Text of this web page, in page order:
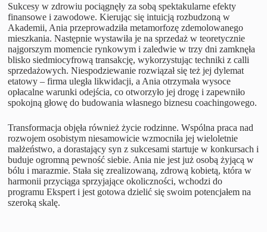
Sukcesy w zdrowiu pociągnęły za sobą spektakularne efekty
finansowe i zawodowe. Kierując się intuicją rozbudzoną w
Akademii, Ania przeprowadziła metamorfozę zdemolowanego
mieszkania. Następnie wystawiła je na sprzedaż w teoretycznie
najgorszym momencie rynkowym i zaledwie w trzy dni zamknęła
blisko siedmiocyfrową transakcję, wykorzystując techniki z calli
sprzedażowych. Niespodziewanie rozwiązał się też jej dylemat
etatowy – firma uległa likwidacji, a Ania otrzymała wysoce
opłacalne warunki odejścia, co otworzyło jej drogę i zapewniło
spokojną głowę do budowania własnego biznesu coachingowego.
Transformacja objęła również życie rodzinne. Wspólna praca nad
rozwojem osobistym niesamowicie wzmocniła jej wieloletnie
małżeństwo, a dorastający syn z sukcesami startuje w konkursach i
buduje ogromną pewność siebie. Ania nie jest już osobą żyjącą w
bólu i marazmie. Stała się zrealizowaną, zdrową kobietą, która w
harmonii przyciąga sprzyjające okoliczności, wchodzi do
programu Ekspert i jest gotowa dzielić się swoim potencjałem na
szeroką skalę.